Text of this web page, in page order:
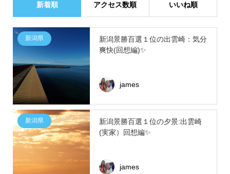
新着順 アクセス数順 いいね順
新潟県
新潟景勝百選１位の出雲崎：気分
爽快(回想編)✨
james
新潟県
新潟景勝百選１位の夕景:出雲崎
(実家）回想編✨
james